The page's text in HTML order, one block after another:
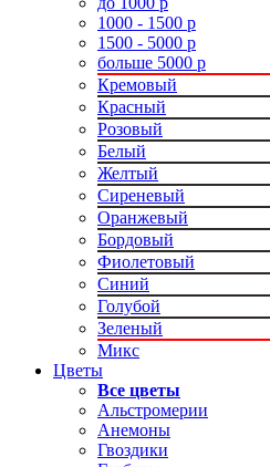
1000 - 1500 р
1500 - 5000 р
больше 5000 р
Кремовый
Красный
Розовый
Белый
Желтый
Сиреневый
Оранжевый
Бордовый
Фиолетовый
Синий
Голубой
Зеленый
Микс
Цветы
Все цветы
Альстромерии
Анемоны
Гвоздики